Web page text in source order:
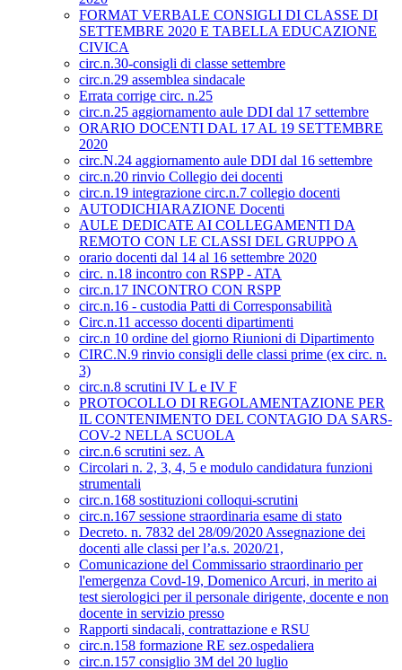
FORMAT VERBALE CONSIGLI DI CLASSE DI
SETTEMBRE 2020 E TABELLA EDUCAZIONE
CIVICA
circ.n.30-consigli di classe settembre
circ.n.29 assemblea sindacale
Errata corrige circ. n.25
circ.n.25 aggiornamento aule DDI dal 17 settembre
ORARIO DOCENTI DAL 17 AL 19 SETTEMBRE
2020
circ.N.24 aggiornamento aule DDI dal 16 settembre
circ.n.20 rinvio Collegio dei docenti
circ.n.19 integrazione circ.n.7 collegio docenti
AUTODICHIARAZIONE Docenti
AULE DEDICATE AI COLLEGAMENTI DA
REMOTO CON LE CLASSI DEL GRUPPO A
orario docenti dal 14 al 16 settembre 2020
circ. n.18 incontro con RSPP - ATA
circ.n.17 INCONTRO CON RSPP
circ.n.16 - custodia Patti di Corresponsabilità
Circ.n.11 accesso docenti dipartimenti
circ.n 10 ordine del giorno Riunioni di Dipartimento
CIRC.N.9 rinvio consigli delle classi prime (ex circ. n.
3)
circ.n.8 scrutini IV L e IV F
PROTOCOLLO DI REGOLAMENTAZIONE PER
IL CONTENIMENTO DEL CONTAGIO DA SARS-
COV-2 NELLA SCUOLA
circ.n.6 scrutini sez. A
Circolari n. 2, 3, 4, 5 e modulo candidatura funzioni
strumentali
circ.n.168 sostituzioni colloqui-scrutini
circ.n.167 sessione straordinaria esame di stato
Decreto. n. 7832 del 28/09/2020 Assegnazione dei
docenti alle classi per l’a.s. 2020/21,
Comunicazione del Commissario straordinario per
l'emergenza Covd-19, Domenico Arcuri, in merito ai
test sierologici per il personale dirigente, docente e non
docente in servizio presso
Rapporti sindacali, contrattazione e RSU
circ.n.158 formazione RE sez.ospedaliera
circ.n.157 consiglio 3M del 20 luglio